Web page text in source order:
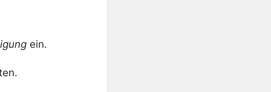
ein.